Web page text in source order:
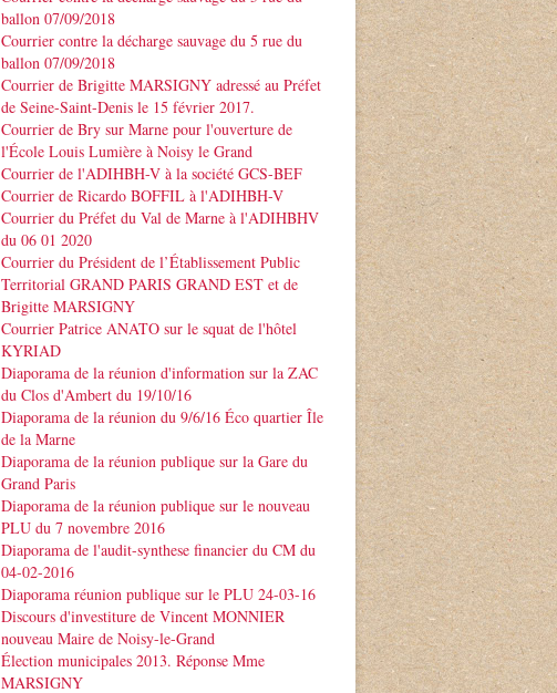
ballon 07/09/2018
Courrier contre la décharge sauvage du 5 rue du
ballon 07/09/2018
Courrier de Brigitte MARSIGNY adressé au Préfet
de Seine-Saint-Denis le 15 février 2017.
Courrier de Bry sur Marne pour l'ouverture de
l'École Louis Lumière à Noisy le Grand
Courrier de l'ADIHBH-V à la société GCS-BEF
Courrier de Ricardo BOFFIL à l'ADIHBH-V
Courrier du Préfet du Val de Marne à l'ADIHBHV
du 06 01 2020
Courrier du Président de l’Établissement Public
Territorial GRAND PARIS GRAND EST et de
Brigitte MARSIGNY
Courrier Patrice ANATO sur le squat de l'hôtel
KYRIAD
Diaporama de la réunion d'information sur la ZAC
du Clos d'Ambert du 19/10/16
Diaporama de la réunion du 9/6/16 Éco quartier Île
de la Marne
Diaporama de la réunion publique sur la Gare du
Grand Paris
Diaporama de la réunion publique sur le nouveau
PLU du 7 novembre 2016
Diaporama de l'audit-synthese financier du CM du
04-02-2016
Diaporama réunion publique sur le PLU 24-03-16
Discours d'investiture de Vincent MONNIER
nouveau Maire de Noisy-le-Grand
Élection municipales 2013. Réponse Mme
MARSIGNY